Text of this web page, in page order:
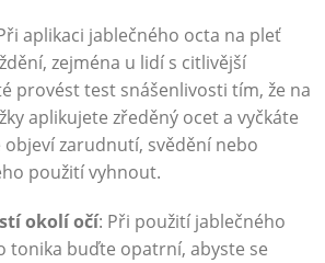
aplikaci jablečného octa na pleť
zejména u lidí s citlivější
provést test snášenlivosti tím, že na
aplikujete zředěný ocet a vyčkáte
zarudnutí, svědění nebo
použití vyhnout.
okolí očí: Při použití jablečného
tonika buďte opatrní, abyste se